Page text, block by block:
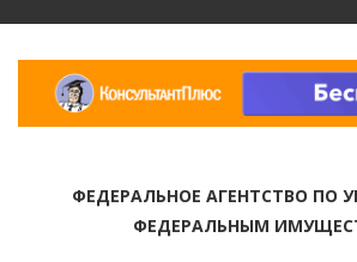
ФЕДЕРАЛЬНОЕ АГЕНТСТВО ПО
ФЕДЕРАЛЬНЫМ